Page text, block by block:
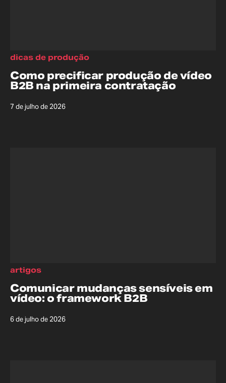
Como precificar produção de vídeo
B2B na primeira contratação
7 de julho de 2026
dicas de produção
Comunicar mudanças sensíveis em
vídeo: o framework B2B
6 de julho de 2026
artigos